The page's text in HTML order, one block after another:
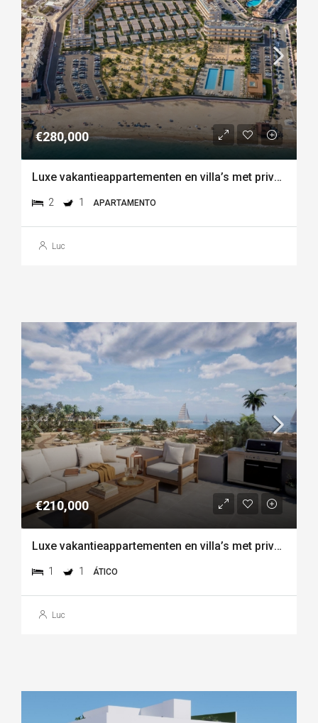
€280,000
Luxe vakantieappartementen en villa’s met privéstrand aan de kust van vera playa-almería
2 1 APARTAMENTO
Luc
€210,000
Luxe vakantieappartementen en villa’s met privéstrand aan de kust van vera playa-almería
1 1 ÁTICO
Luc